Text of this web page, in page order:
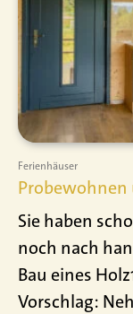
Ferienhäuser
Probewohnen
Sie haben
noch nach
Bau eines
Vorschlag: